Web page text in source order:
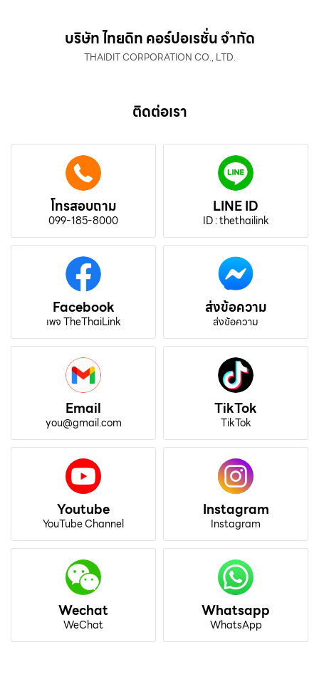
บริษัท ไทยดิท คอร์ปอเรชั่น จำกัด
THAIDIT CORPORATION CO., LTD.
ติดต่อเรา
โทรสอบถาม
099-185-8000
LINE ID
ID : thethailink
Facebook
เพจ TheThaiLink
ส่งข้อความ
ส่งข้อความ
Email
you@gmail.com
TikTok
TikTok
Youtube
YouTube Channel
Instagram
Instagram
Wechat
WeChat
Whatsapp
WhatsApp